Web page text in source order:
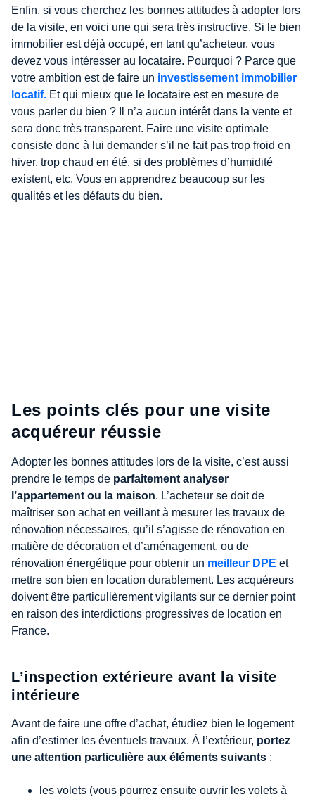
Enfin, si vous cherchez les bonnes attitudes à adopter lors
de la visite, en voici une qui sera très instructive. Si le bien
immobilier est déjà occupé, en tant qu’acheteur, vous
devez vous intéresser au locataire. Pourquoi ? Parce que
votre ambition est de faire un investissement immobilier
locatif. Et qui mieux que le locataire est en mesure de
vous parler du bien ? Il n’a aucun intérêt dans la vente et
sera donc très transparent. Faire une visite optimale
consiste donc à lui demander s’il ne fait pas trop froid en
hiver, trop chaud en été, si des problèmes d’humidité
existent, etc. Vous en apprendrez beaucoup sur les
qualités et les défauts du bien.
Les points clés pour une visite
acquéreur réussie
Adopter les bonnes attitudes lors de la visite, c’est aussi
prendre le temps de parfaitement analyser
l’appartement ou la maison. L’acheteur se doit de
maîtriser son achat en veillant à mesurer les travaux de
rénovation nécessaires, qu’il s’agisse de rénovation en
matière de décoration et d’aménagement, ou de
rénovation énergétique pour obtenir un meilleur DPE et
mettre son bien en location durablement. Les acquéreurs
doivent être particulièrement vigilants sur ce dernier point
en raison des interdictions progressives de location en
France.
L’inspection extérieure avant la visite
intérieure
Avant de faire une offre d’achat, étudiez bien le logement
afin d’estimer les éventuels travaux. À l’extérieur, portez
une attention particulière aux éléments suivants :
les volets (vous pourrez ensuite ouvrir les volets à